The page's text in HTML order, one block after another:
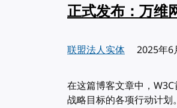
正式发布：万维
联盟法人实体 发布:
2025年6
在这篇博客文章中，
战略目标的各项行动计划。